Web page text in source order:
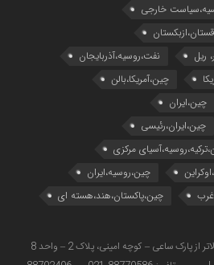
خارجی
ریل
نفت،روسیه،آذربایجان
چین،آمریکا،بالن
چین،ایران
چین،ایران،رئیسی
مرکزی
چین،روسیه،ایران
چین،پاکستان،هند،هسته ای